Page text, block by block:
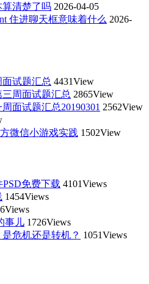
清楚了吗 2026-04-05
住进聊天框意味着什么 2026-
试题汇总 4431View
周面试题汇总 2865View
面试题汇总20190301 2562View
微信小游戏实践 1502View
免费下载 4101Views
1454Views
事儿 1726Views
危机还是转机？ 1051Views